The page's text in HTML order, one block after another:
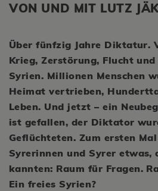
VON UND MIT LUTZ
Über fünfzig Jahre Diktatur.
Krieg, Zerstörung, Flucht
Syrien. Millionen Menschen
Heimat vertrieben,
Leben. Und jetzt – ein
ist gefallen, der Diktator
Geflüchteten. Zum ersten
Syrerinnen und Syrer etwas,
kannten: Raum für Fragen.
Ein freies Syrien?